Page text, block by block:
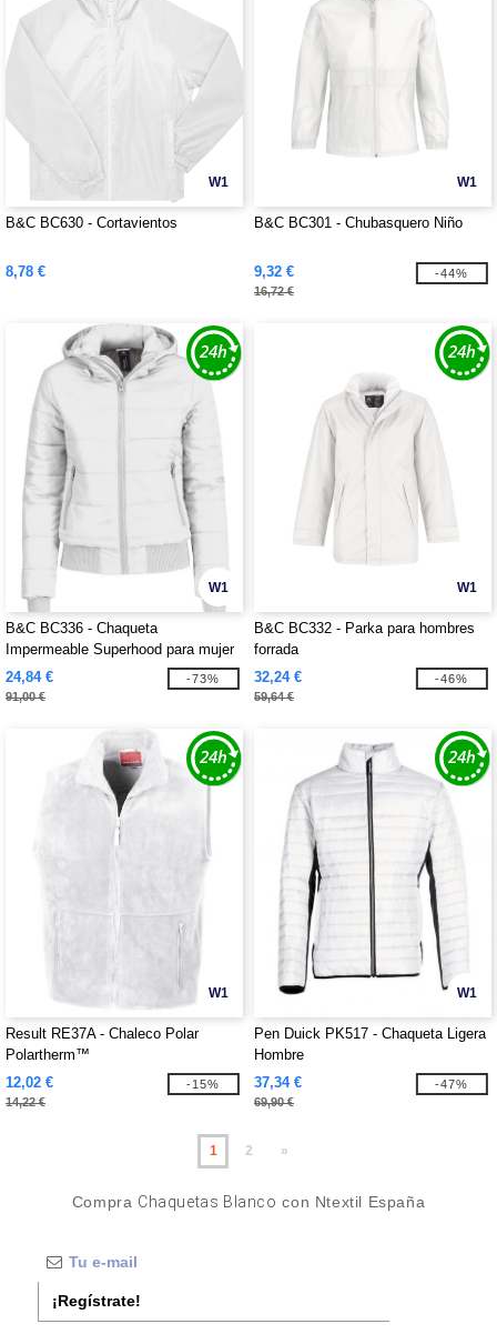
W1
B&C BC630 - Cortavientos
8,78 €
W1
B&C BC301 - Chubasquero Niño
9,32 €
16,72 €
-44%
W1
B&C BC336 - Chaqueta
Impermeable Superhood para mujer
24,84 €
91,00 €
-73%
W1
B&C BC332 - Parka para hombres
forrada
32,24 €
59,64 €
-46%
W1
Result RE37A - Chaleco Polar
Polartherm™
12,02 €
14,22 €
-15%
W1
Pen Duick PK517 - Chaqueta Ligera
Hombre
37,34 €
69,90 €
-47%
1 2 »
Compra Chaquetas Blanco con Ntextil España
¡Regístrate!